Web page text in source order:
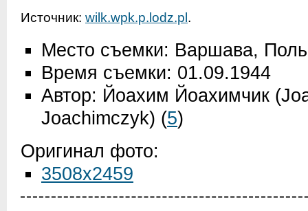
Источник: wilk.wpk.p.lodz.pl .
Место съемки: Варшава,
Время съемки: 01.09.1944
Автор: Йоахим Йоахимчик
Joachimczyk) (5)
Оригинал фото:
3508x2459